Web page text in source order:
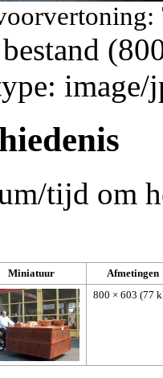
image/
tijd om
Miniatuur
Afmetingen
800 × 603 (77